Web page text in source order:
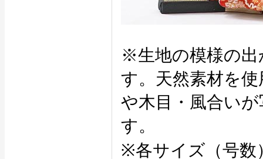
※生地の模様の出
す。天然素材を
や木目・風合い
す。
※各サイズ（号数